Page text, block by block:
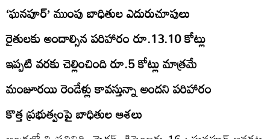
‘ఘనపూర్‌’ ముంపు బాధితుల ఎదురుచూపులు
రైతులకు అందాల్సిన పరిహారం రూ.13.10 కోట్లు
ఇప్పటి వరకు చెల్లించింది రూ.5 కోట్లు మాత్రమే
మంజూరయి రెండేళ్లు కావస్తున్నా అందని పరిహారం
కొత్త ప్రభుత్వంపై బాధితుల ఆశలు